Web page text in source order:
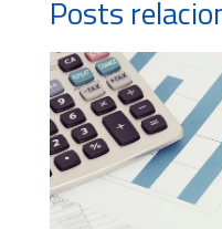
Posts